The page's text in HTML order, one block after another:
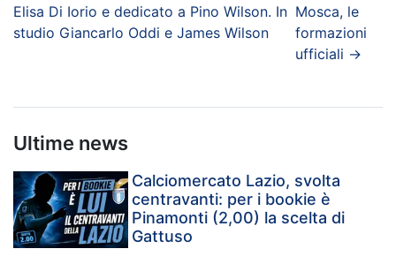
Elisa Di Iorio e dedicato a Pino Wilson. In
studio Giancarlo Oddi e James Wilson
Mosca, le
formazioni
ufficiali →
Ultime news
Calciomercato Lazio, svolta
centravanti: per i bookie è
Pinamonti (2,00) la scelta di
Gattuso